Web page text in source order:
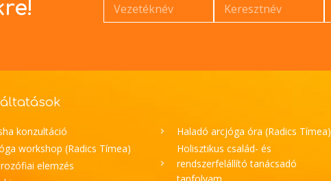
konzultáció
workshop (Radics Tímea)
elemzés
Haladó arcjóga óra (Radics Tímea)
Holisztikus család- és
rendszerfelállító tanácsadó
tanfolyam